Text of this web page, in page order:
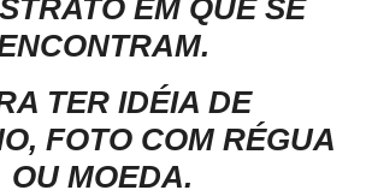
EM QUE SE
TER IDÉIA DE
FOTO COM RÉGUA
OU MOEDA.